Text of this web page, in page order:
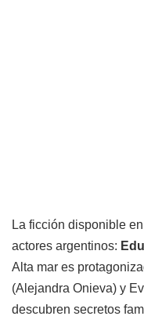
La ficción disponible en
actores argentinos:
Alta mar es
(Alejandra Onieva) y
descubren secretos